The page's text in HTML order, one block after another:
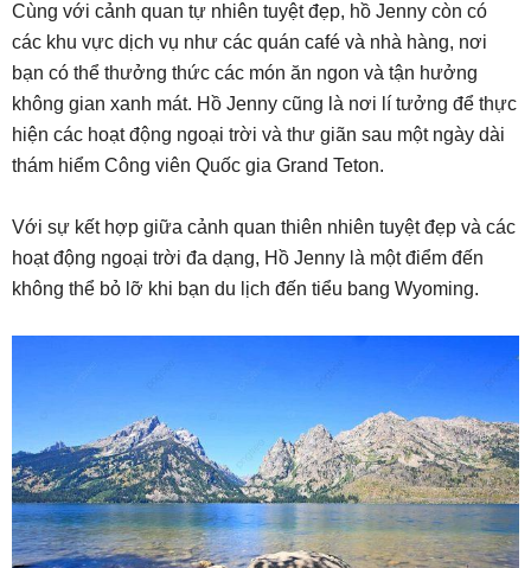
Cùng với cảnh quan tự nhiên tuyệt đẹp, hồ Jenny còn có
các khu vực dịch vụ như các quán café và nhà hàng, nơi
bạn có thể thưởng thức các món ăn ngon và tận hưởng
không gian xanh mát. Hồ Jenny cũng là nơi lí tưởng để thực
hiện các hoạt động ngoại trời và thư giãn sau một ngày dài
thám hiểm Công viên Quốc gia Grand Teton.
Với sự kết hợp giữa cảnh quan thiên nhiên tuyệt đẹp và các
hoạt động ngoại trời đa dạng, Hồ Jenny là một điểm đến
không thể bỏ lỡ khi bạn du lịch đến tiểu bang Wyoming.